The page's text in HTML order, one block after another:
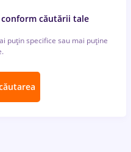
căutării tale
puțin specifice sau mai puține